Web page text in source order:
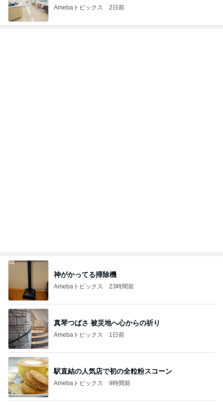
Amebaトピックス 2日前
神がかってる掃除機
Amebaトピックス 23時間前
真琴つばさ 被災地へ心からの祈り
Amebaトピックス 1日前
駅直結の人気店で初の全粒粉スコーン
Amebaトピックス 9時間前